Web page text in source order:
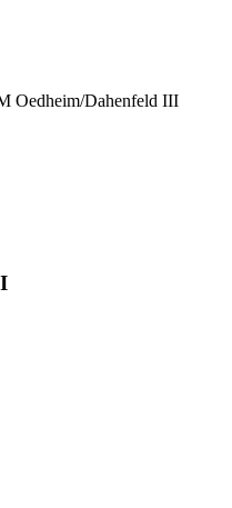
Oedheim/Dahenfeld III